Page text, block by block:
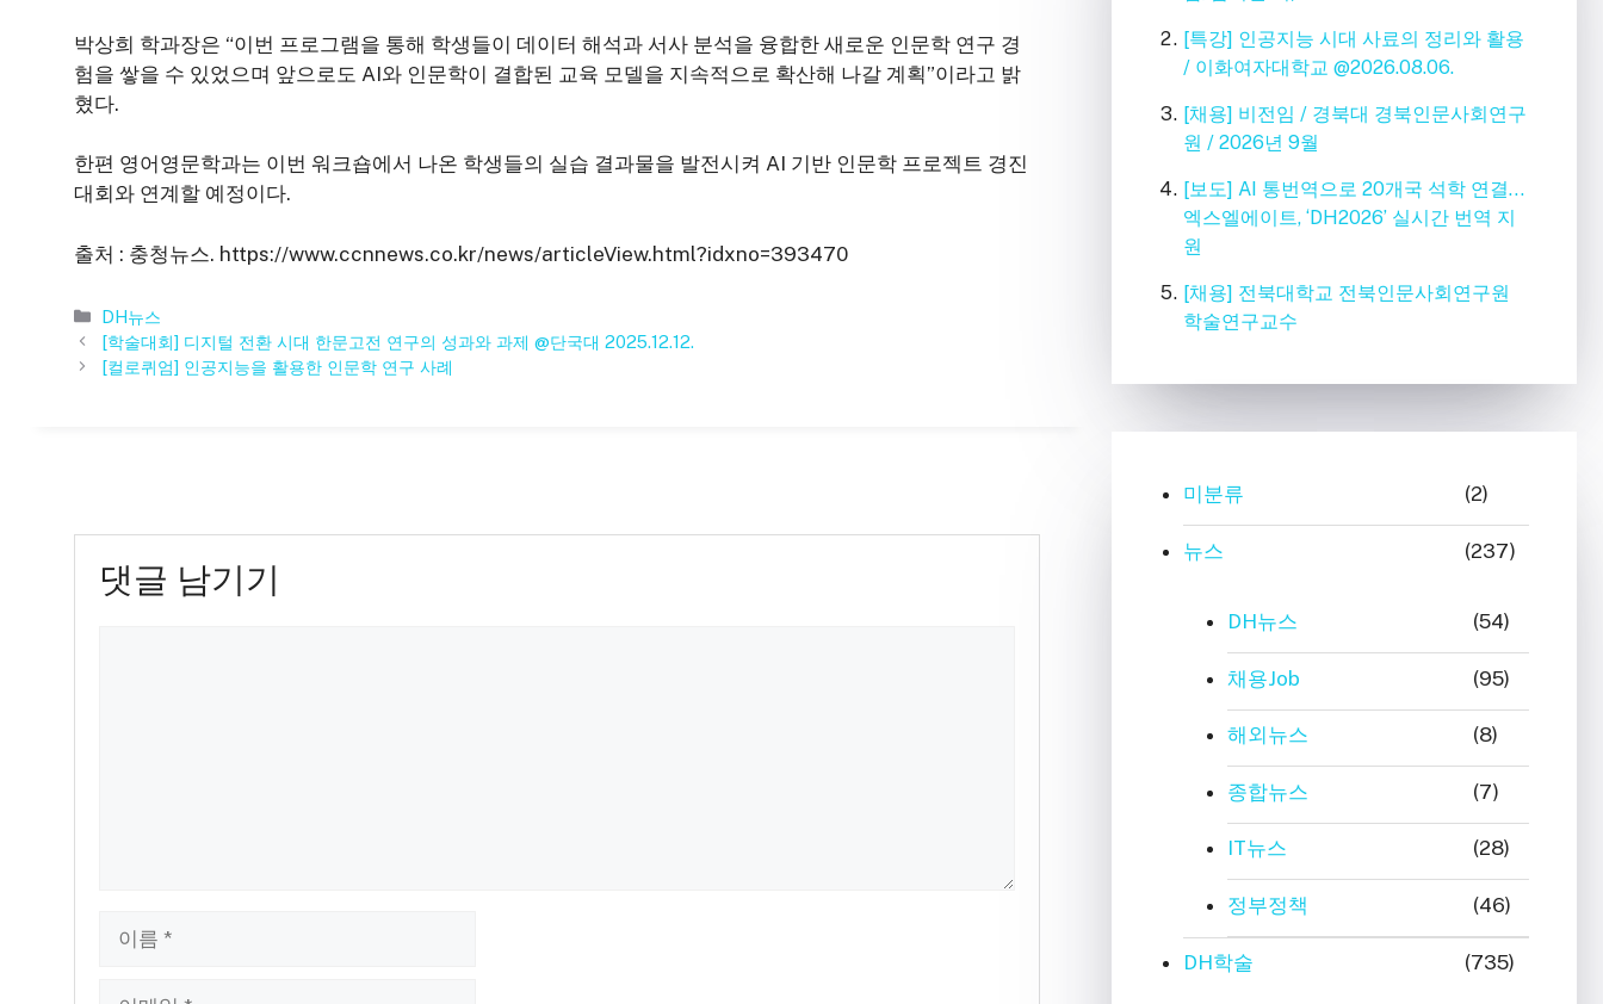
박상희 학과장은 “이번 프로그램을 통해 학생들이 데이터 해석과 서사 분석을 융합한 새로운 인문학 연구 경
험을 쌓을 수 있었으며 앞으로도 AI와 인문학이 결합된 교육 모델을 지속적으로 확산해 나갈 계획”이라고 밝
혔다.
한편 영어영문학과는 이번 워크숍에서 나온 학생들의 실습 결과물을 발전시켜 AI 기반 인문학 프로젝트 경진
대회와 연계할 예정이다.
출처 : 충청뉴스. https://www.ccnnews.co.kr/news/articleView.html?idxno=393470
카
테
고
DH뉴스
[학술대회] 디지털 전환 시대 한문고전 연구의 성과와 과제 @단국대 2025.12.12.
[컬로퀴엄] 인공지능을 활용한 인문학 연구 사례
댓글 남기기
[특강] 인공지능 시대 사료의 정리와 활용
/ 이화여자대학교 @2026.08.06.
[채용] 비전임 / 경북대 경북인문사회연구
원 / 2026년 9월
[보도] AI 통번역으로 20개국 석학 연결…
엑스엘에이트, ‘DH2026’ 실시간 번역 지
원
[채용] 전북대학교 전북인문사회연구원
학술연구교수
미분류 (2)
뉴스 (237)
DH뉴스 (54)
채용Job (95)
해외뉴스 (8)
종합뉴스 (7)
IT뉴스 (28)
정부정책 (46)
DH학술 (735)